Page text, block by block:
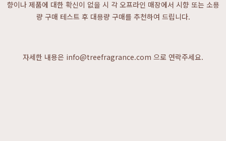
향이나 제품에 대한 확신이 없을 시 각 오프라인 매장에서 시향 또는 소용
량 구매 테스트 후 대용량 구매를 추천하여 드립니다.
자세한 내용은 info@treefragrance.com 으로 연락주세요.